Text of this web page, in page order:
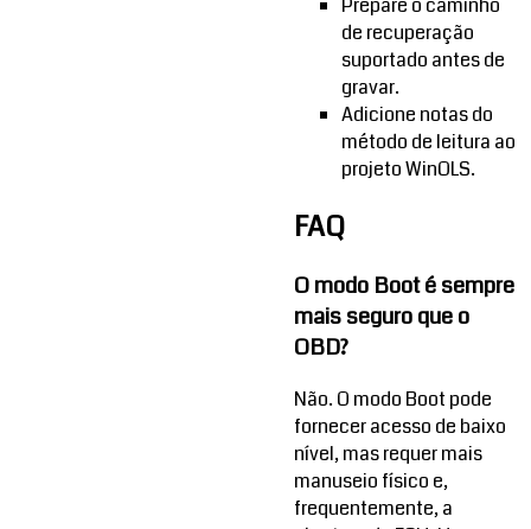
Prepare o caminho
de recuperação
suportado antes de
gravar.
Adicione notas do
método de leitura ao
projeto WinOLS.
FAQ
O modo Boot é sempre
mais seguro que o
OBD?
Não. O modo Boot pode
fornecer acesso de baixo
nível, mas requer mais
manuseio físico e,
frequentemente, a